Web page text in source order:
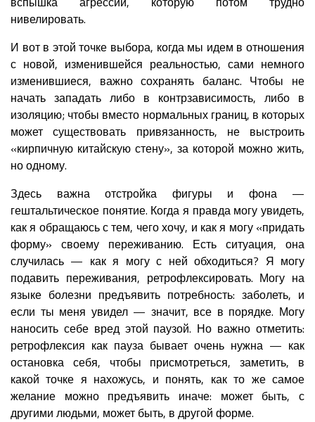
нивелировать.
И вот в этой точке выбора, когда мы идем в отношения
с новой, изменившейся реальностью, сами немного
изменившиеся, важно сохранять баланс. Чтобы не
начать западать либо в контрзависимость, либо в
изоляцию; чтобы вместо нормальных границ, в которых
может существовать привязанность, не выстроить
«кирпичную китайскую стену», за которой можно жить,
но одному.
Здесь важна отстройка фигуры и фона —
гештальтическое понятие. Когда я правда могу увидеть,
как я обращаюсь с тем, чего хочу, и как я могу «придать
форму» своему переживанию. Есть ситуация, она
случилась — как я могу с ней обходиться? Я могу
подавить переживания, ретрофлексировать. Могу на
языке болезни предъявить потребность: заболеть, и
если ты меня увидел — значит, все в порядке. Могу
наносить себе вред этой паузой. Но важно отметить:
ретрофлексия как пауза бывает очень нужна — как
остановка себя, чтобы присмотреться, заметить, в
какой точке я нахожусь, и понять, как то же самое
желание можно предъявить иначе: может быть, с
другими людьми, может быть, в другой форме.